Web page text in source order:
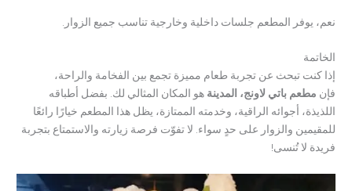
نعم، يوفر المطعم جلسات داخلية وخارجية تناسب جميع الزوار.
الخاتمة
إذا كنت تبحث عن تجربة طعام مميزة تجمع بين الفخامة والراحة،
فإن مطعم باتي لاونج، المدينة هو المكان المثالي لك. بفضل أطباقه
اللذيذة، أجوائه الراقية، وخدمته الممتازة، يظل هذا المطعم خيارًا رائعًا
للمقيمين والزوار على حدٍ سواء. لا تفوّت فرصة زيارته والاستمتاع بتجربة
فريدة لا تُنسى!